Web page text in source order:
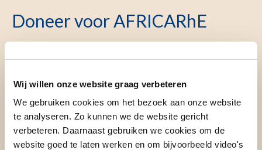
Wij willen onze website graag verbeteren
We gebruiken cookies om het bezoek aan onze website
te analyseren. Zo kunnen we de website gericht
verbeteren. Daarnaast gebruiken we cookies om de
website goed te laten werken en om bijvoorbeeld video's
Doneer voor AFRICARhE
Stap
1
1
Ja, ik steun
project
AFRICARhE
van het
LUMC
Particulier
Particulier
Zakelijk